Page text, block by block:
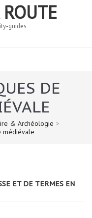
guides
DE
& Archéologie >
médiévale
ET DE TERMES EN